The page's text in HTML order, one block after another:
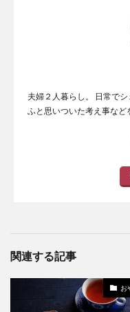
夫婦２人暮らし。 日常で
ふと思いついた考え事など
関連する記事
お